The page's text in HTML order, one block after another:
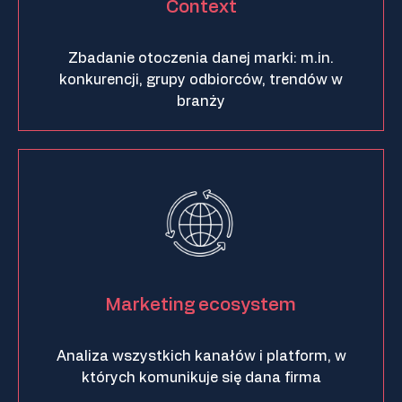
Context
Zbadanie otoczenia danej marki: m.in.
konkurencji, grupy odbiorców, trendów w
branży
Marketing ecosystem
Analiza wszystkich kanałów i platform, w
których komunikuje się dana firma